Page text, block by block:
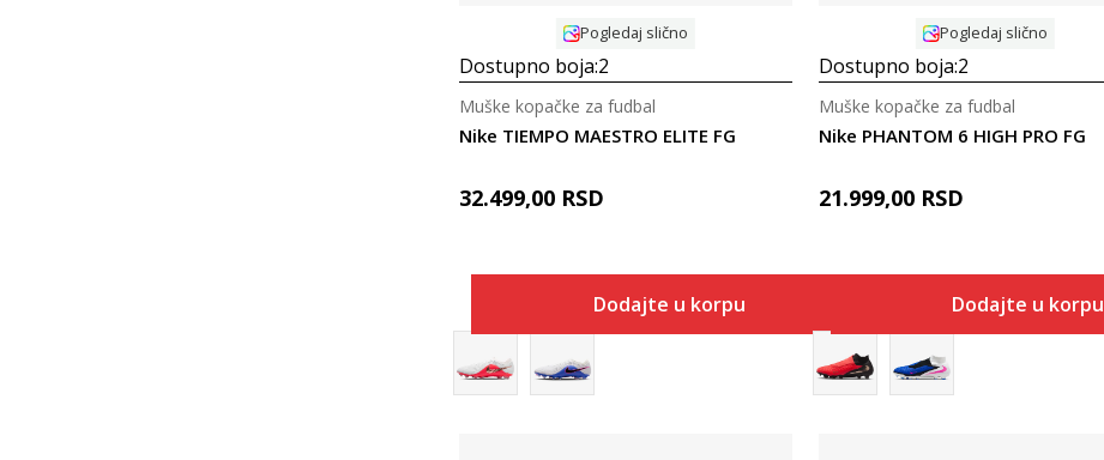
Pogledaj slično
Dostupno boja:2
Nike TIEMPO MAESTRO ELITE FG
Muške kopačke za fudbal
32.499,00 RSD
Dodajte u korpu
Pogledaj slično
Dostupno boja:2
Nike PHANTOM 6 HIGH PRO FG
Muške kopačke za fudbal
21.999,00 RSD
Dodajte u korpu